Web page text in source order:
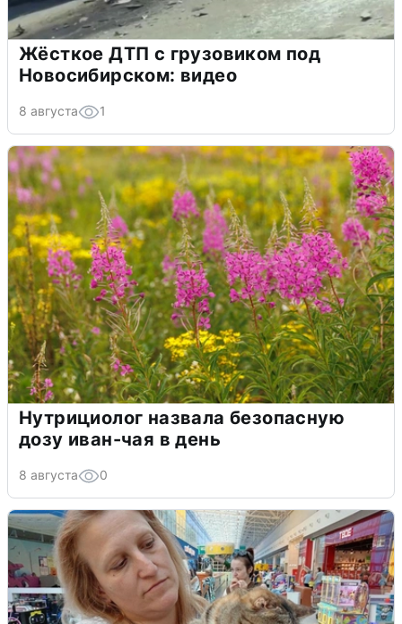
Жёсткое ДТП с грузовиком под
Новосибирском: видео
8 августа 1
Нутрициолог назвала безопасную
дозу иван-чая в день
8 августа 0